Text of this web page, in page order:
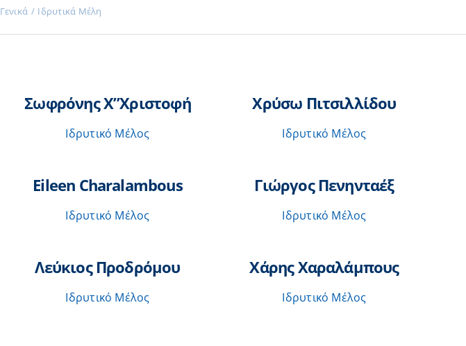
Γενικά Ιδρυτικά Μέλη
Σωφρόνης Χ”Χριστοφή
Ιδρυτικό Μέλος
Χρύσω Πιτσιλλίδου
Ιδρυτικό Μέλος
Eileen Charalambous
Ιδρυτικό Μέλος
Γιώργος Πενηνταέξ
Ιδρυτικό Μέλος
Λεύκιος Προδρόμου
Ιδρυτικό Μέλος
Χάρης Χαραλάμπους
Ιδρυτικό Μέλος